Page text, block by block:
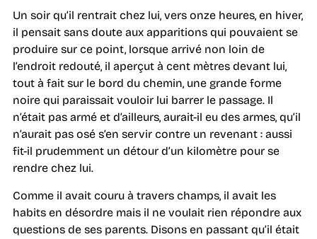
Un soir qu’il rentrait chez lui, vers onze heures, en hiver,
il pensait sans doute aux apparitions qui pouvaient se
produire sur ce point, lorsque arrivé non loin de
l’endroit redouté, il aperçut à cent mètres devant lui,
tout à fait sur le bord du chemin, une grande forme
noire qui paraissait vouloir lui barrer le passage. Il
n’était pas armé et d’ailleurs, aurait-il eu des armes, qu’il
n’aurait pas osé s’en servir contre un revenant : aussi
fit-il prudemment un détour d’un kilomètre pour se
rendre chez lui.
Comme il avait couru à travers champs, il avait les
habits en désordre mais il ne voulait rien répondre aux
questions de ses parents. Disons en passant qu’il était